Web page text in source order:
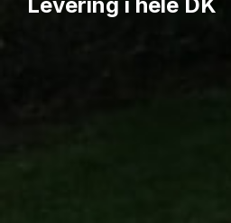
Levering i hele DK